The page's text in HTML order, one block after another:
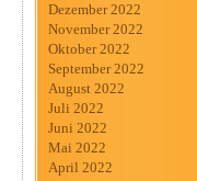
Dezember 2022
November 2022
Oktober 2022
September 2022
August 2022
Juli 2022
Juni 2022
Mai 2022
April 2022